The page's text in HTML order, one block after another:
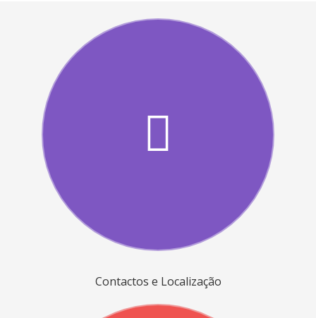
Contactos e Localização